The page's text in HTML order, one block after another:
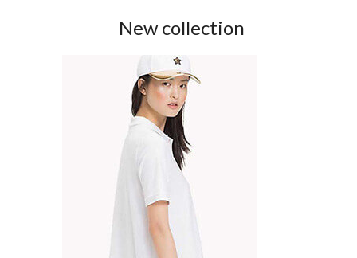
New collection